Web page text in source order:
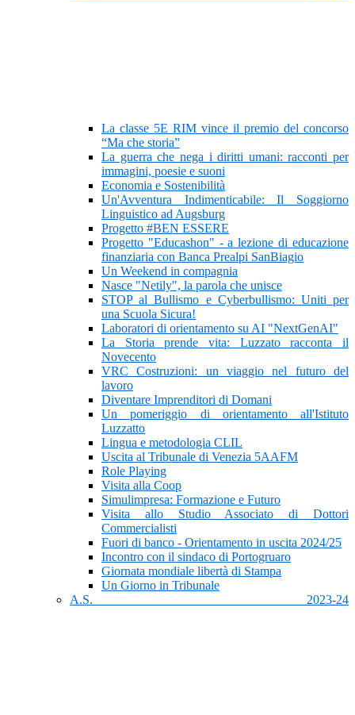
La classe 5E RIM vince il premio del concorso
“Ma che storia”
La guerra che nega i diritti umani: racconti per
immagini, poesie e suoni
Economia e Sostenibilità
Un'Avventura Indimenticabile: Il Soggiorno
Linguistico ad Augsburg
Progetto #BEN ESSERE
Progetto "Educashon" - a lezione di educazione
finanziaria con Banca Prealpi SanBiagio
Un Weekend in compagnia
Nasce "Netily", la parola che unisce
STOP al Bullismo e Cyberbullismo: Uniti per
una Scuola Sicura!
Laboratori di orientamento su AI "NextGenAI"
La Storia prende vita: Luzzato racconta il
Novecento
VRC Costruzioni: un viaggio nel futuro del
lavoro
Diventare Imprenditori di Domani
Un pomeriggio di orientamento all'Istituto
Luzzatto
Lingua e metodologia CLIL
Uscita al Tribunale di Venezia 5AAFM
Role Playing
Visita alla Coop
Simulimpresa: Formazione e Futuro
Visita allo Studio Associato di Dottori
Commercialisti
Fuori di banco - Orientamento in uscita 2024/25
Incontro con il sindaco di Portogruaro
Giornata mondiale libertà di Stampa
Un Giorno in Tribunale
A.S. 2023-24